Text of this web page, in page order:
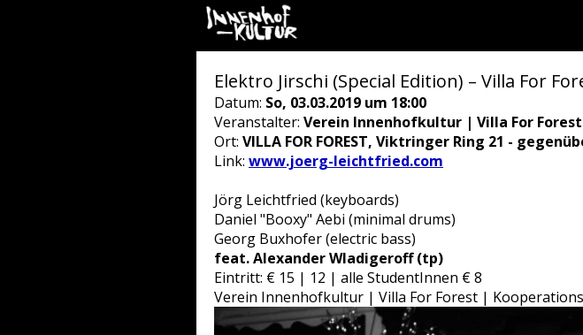
Elektro Jirschi (Special Edition) – Villa For
Datum: So, 03.03.2019 um 18:00
Veranstalter: Verein Innenhofkultur | Villa For
Ort: VILLA FOR FOREST, Viktringer Ring 21 -
Link: www.joerg-leichtfried.com
Jörg Leichtfried (keyboards)
Daniel "Booxy" Aebi (minimal drums)
Georg Buxhofer (electric bass)
feat. Alexander Wladigeroff (tp)
Eintritt: € 15 | 12 | alle StudentInnen € 8
Verein Innenhofkultur | Villa For Forest |